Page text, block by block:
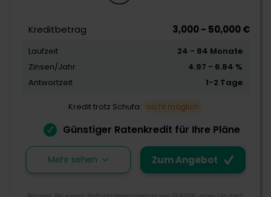
Kreditangebot
Flexibilität
Schnelligkeit
Zum Angebot
Kreditbetrag 3,000 - 50,000 €
Laufzeit
24 - 84 Monate
Zinsen/Jahr
4.97 - 6.84 %
Antwortzeit
1-2 Tage
Kredit trotz Schufa: nicht möglich
Günstiger Ratenkredit für Ihre Pläne
Zum Angebot
Mehr sehen